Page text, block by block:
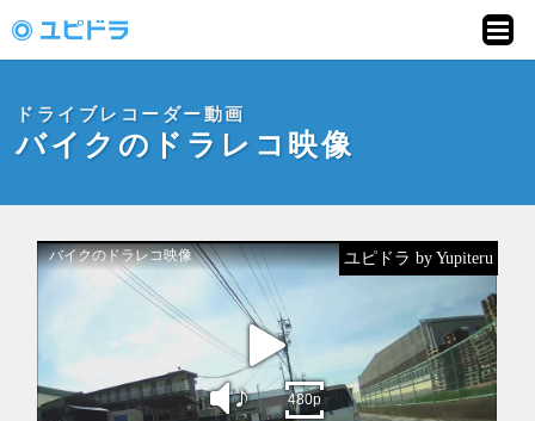
ピドラ」
ドライブレコーダー動画
バイクのドラレコ映像
ユピドラ by Yupiteru